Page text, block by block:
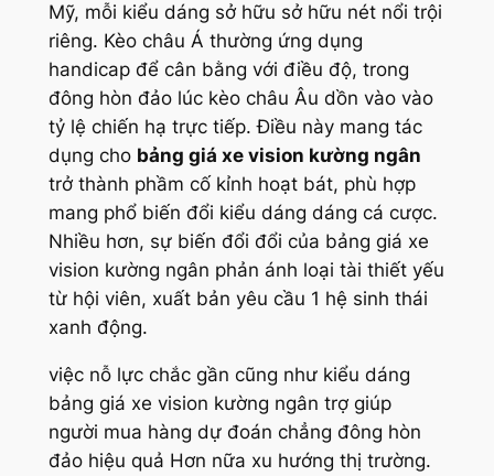
Mỹ, mỗi kiểu dáng sở hữu sở hữu nét nổi trội
riêng. Kèo châu Á thường ứng dụng
handicap để cân bằng với điều độ, trong
đông hòn đảo lúc kèo châu Âu dồn vào vào
tỷ lệ chiến hạ trực tiếp. Điều này mang tác
dụng cho bảng giá xe vision kường ngân
trở thành phầm cố kỉnh hoạt bát, phù hợp
mang phổ biến đổi kiểu dáng dáng cá cược.
Nhiều hơn, sự biến đổi đổi của bảng giá xe
vision kường ngân phản ánh loại tài thiết yếu
từ hội viên, xuất bản yêu cầu 1 hệ sinh thái
xanh động.
việc nỗ lực chắc gần cũng như kiểu dáng
bảng giá xe vision kường ngân trợ giúp
người mua hàng dự đoán chẳng đông hòn
đảo hiệu quả Hơn nữa xu hướng thị trường.